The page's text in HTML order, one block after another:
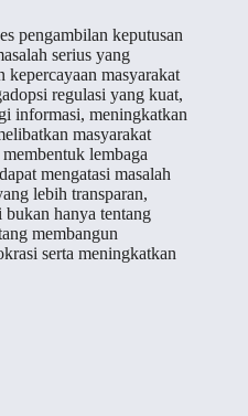
pengambilan keputusan
serius yang
kepercayaan masyarakat
regulasi yang kuat,
informasi, meningkatkan
masyarakat
lembaga
mengatasi masalah
lebih transparan,
bukan hanya tentang
membangun
serta meningkatkan